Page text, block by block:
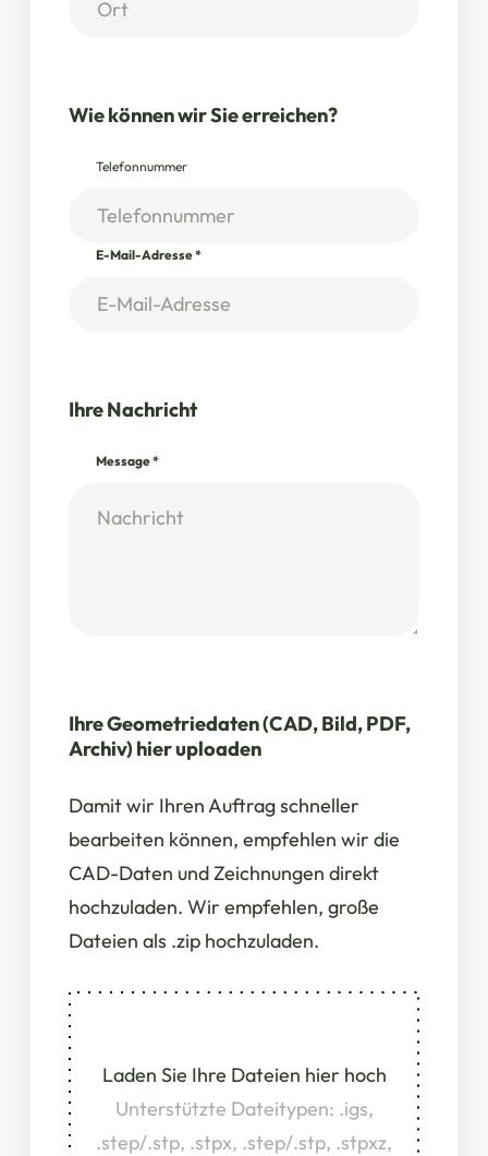
Wie können wir Sie erreichen?
Telefonnummer
E-Mail-Adresse*
Ihre Nachricht
Message*
Ihre Geometriedaten (CAD, Bild, PDF,
Archiv) hier uploaden
Damit wir Ihren Auftrag schneller
bearbeiten können, empfehlen wir die
CAD-Daten und Zeichnungen direkt
hochzuladen. Wir empfehlen, große
Dateien als .zip hochzuladen.
Laden Sie Ihre Dateien hier hoch
Unterstützte Dateitypen: .igs,
.step/.stp, .stpx, .step/.stp, .stpxz,